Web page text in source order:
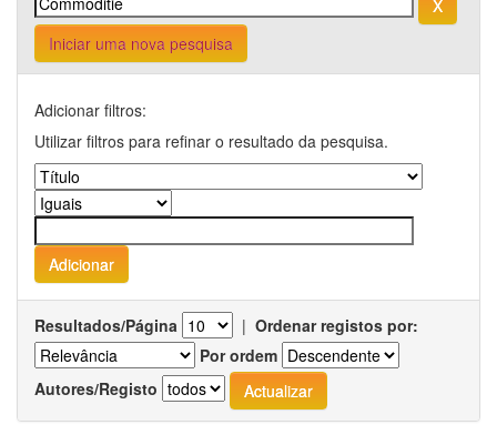
Iniciar uma nova pesquisa
Adicionar filtros:
Utilizar filtros para refinar o resultado da pesquisa.
Resultados/Página | Ordenar registos por:
Por ordem
Autores/Registo